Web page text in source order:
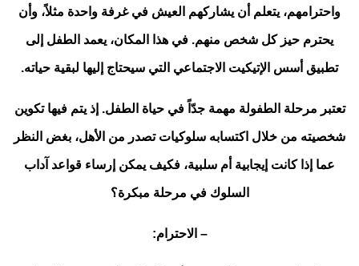
واحترامهم، يتعلم أن يشاركهم العيش في غرفة واحدة مثلاً، وأن
يحترم حيز كل شخص منهم. في هذا المكان، يعمد الطفل إلى
تطبيق أسس الإتيكيت الاجتماعي التي سيحتاج إليها لبقية حياته.
تعتبر مرحلة الطفولة مهمة جدّاً في حياة الطفل. إذ يتم فيها تكوين
شخصيته من خلال اكتسابه سلوكيات تصدر من الأهل، بغض النظر
عما إذا كانت إيجابية أم سلبية، فكيف يمكن إرساء قواعد آداب
السلوك في مرحلة مبكرة؟
– الاحترام: